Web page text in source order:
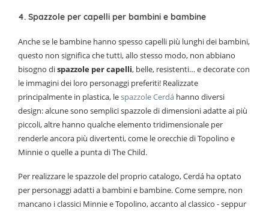
4. Spazzole per capelli per bambini e bambine
Anche se le bambine hanno spesso capelli più lunghi dei bambini,
questo non significa che tutti, allo stesso modo, non abbiano
bisogno dispazzole per capelli, belle, resistenti… e decorate con
le immagini dei loro personaggi preferiti! Realizzate
principalmente in plastica, lespazzole Cerdá hanno diversi
design: alcune sono semplici spazzole di dimensioni adatte ai più
piccoli, altre hanno qualche elemento tridimensionale per
renderle ancora più divertenti, come le orecchie di Topolino e
Minnie o quelle a punta di The Child.
Per realizzare le spazzole del proprio catalogo, Cerdá ha optato
per personaggi adatti a bambini e bambine. Come sempre, non
mancano i classici Minnie e Topolino, accanto al classico - seppur